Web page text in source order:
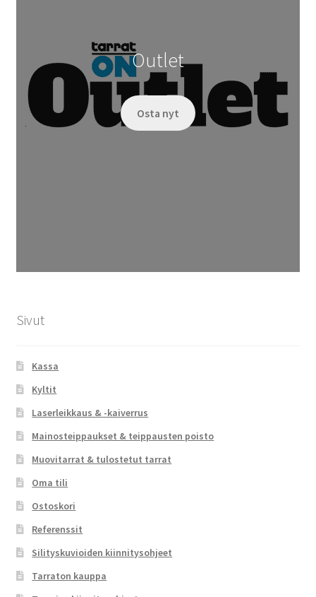
Outlet
Osta nyt
Sivut
Kassa
Kyltit
Laserleikkaus & -kaiverrus
Mainosteippaukset & teippausten poisto
Muovitarrat & tulostetut tarrat
Oma tili
Ostoskori
Referenssit
Silityskuvioiden kiinnitysohjeet
Tarraton kauppa